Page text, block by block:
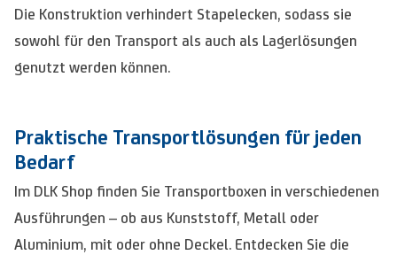
Die Konstruktion verhindert Stapelecken, sodass sie
sowohl für den Transport als auch als Lagerlösungen
genutzt werden können.
Praktische Transportlösungen für jeden
Bedarf
Im DLK Shop finden Sie Transportboxen in verschiedenen
Ausführungen – ob aus Kunststoff, Metall oder
Aluminium, mit oder ohne Deckel. Entdecken Sie die